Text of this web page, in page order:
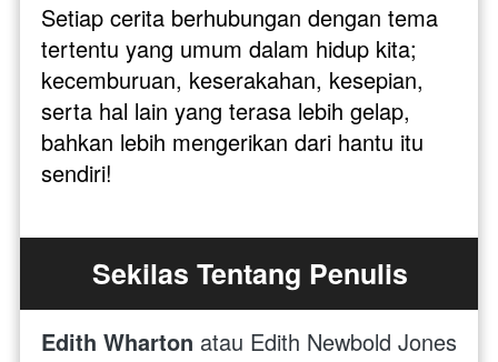
Setiap cerita berhubungan dengan tema
tertentu yang umum dalam hidup kita;
kecemburuan, keserakahan, kesepian,
serta hal lain yang terasa lebih gelap,
bahkan lebih mengerikan dari hantu itu
sendiri!
Sekilas Tentang Penulis
Edith Wharton atau Edith Newbold Jones